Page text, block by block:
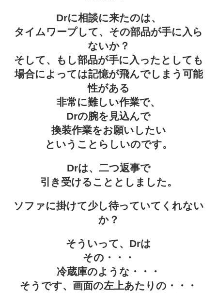
Drに相談に来たのは、
タイムワープして、その部品が手に入ら
ないか？
そして、もし部品が手に入ったとしても
場合によっては記憶が飛んでしまう可能
性がある
非常に難しい作業で、
Drの腕を見込んで
換装作業をお願いしたい
ということらしいのです。
Drは、二つ返事で
引き受けることとしました。
ソファに掛けて少し待っていてくれない
か？
そういって、Drは
その・・・
冷蔵庫のような・・・
そうです、画面の左上あたりの・・・